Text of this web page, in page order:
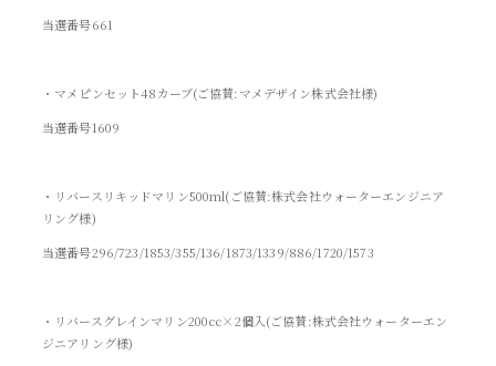
当選番号661
・マメピンセット48カーブ(ご協賛:マメデザイン株式会社様)
当選番号1609
・リバースリキッドマリン500ml(ご協賛:株式会社ウォーターエンジニア
リング様)
当選番号296/723/1853/355/136/1873/1339/886/1720/1573
・リバースグレインマリン200cc×2個入(ご協賛:株式会社ウォーターエン
ジニアリング様)